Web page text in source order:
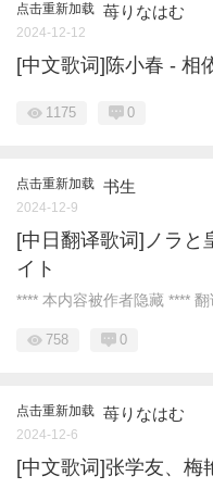
点击重新加载 苺りなはむ
2024-12-12
[中文歌词]陈小春 - 相
1175 0
点击重新加载 书生
2024-12-9
[中日翻译歌词]ノラと
イト
**** 本内容被作者隐藏 **** 翻
758 0
点击重新加载 苺りなはむ
2024-12-6
[中文歌词]张学友、梅